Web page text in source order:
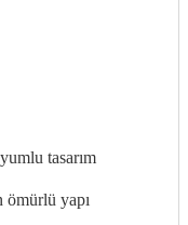
tasarım
ömürlü yapı